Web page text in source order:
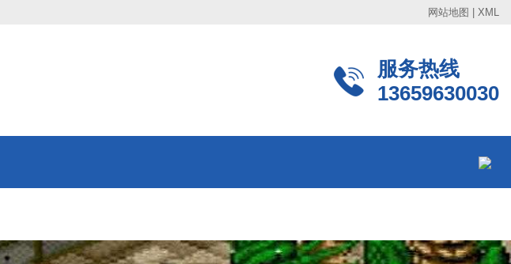
网站地图 XML
服务热线
13659630030